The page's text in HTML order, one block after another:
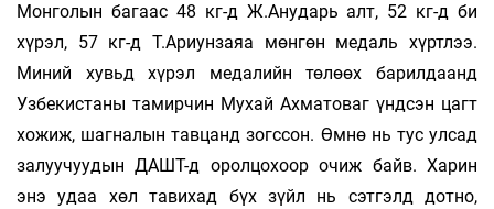
Монголын багаас 48 кг-д Ж.Анударь алт, 52 кг-д би
хүрэл, 57 кг-д Т.Ариунзаяа мөнгөн медаль хүртлээ.
Миний хувьд хүрэл медалийн төлөөх барилдаанд
Узбекистаны тамирчин Мухай Ахматоваг үндсэн цагт
хожиж, шагналын тавцанд зогссон. Өмнө нь тус улсад
залуучуудын ДАШТ-д оролцохоор очиж байв. Харин
энэ удаа хөл тавихад бүх зүйл нь сэтгэлд дотно,